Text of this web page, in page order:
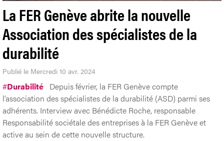
La FER Genève abrite la nouvelle
Association des spécialistes de la
durabilité
Publié le Mercredi 10 avr. 2024
#Durabilité Depuis février, la FER Genève compte
l’association des spécialistes de la durabilité (ASD) parmi ses
adhérents. Interview avec Bénédicte Roche, responsable
Responsabilité sociétale des entreprises à la FER Genève et
active au sein de cette nouvelle structure.